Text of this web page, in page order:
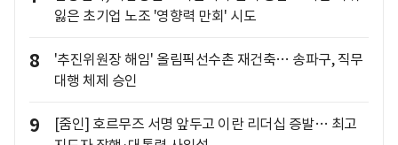
잃은 초기업 노조 '영향력 만회' 시도
8
'추진위원장 해임' 올림픽선수촌 재건축… 송파구, 직무
대행 체제 승인
9
[줌인] 호르무즈 서명 앞두고 이란 리더십 증발… 최고